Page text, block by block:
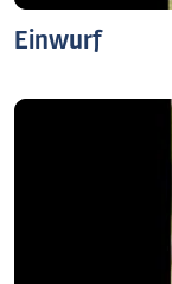
Einwurf